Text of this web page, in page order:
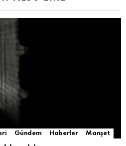
Gündem Haberler Manşet